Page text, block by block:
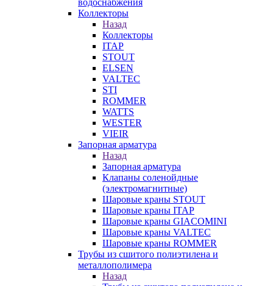
водоснабжения
Коллекторы
Назад
Коллекторы
ITAP
STOUT
ELSEN
VALTEC
STI
ROMMER
WATTS
WESTER
VIEIR
Запорная арматура
Назад
Запорная арматура
Клапаны соленойдные
(электромагнитные)
Шаровые краны STOUT
Шаровые краны ITAP
Шаровые краны GIACOMINI
Шаровые краны VALTEC
Шаровые краны ROMMER
Трубы из сшитого полиэтилена и
металлополимера
Назад